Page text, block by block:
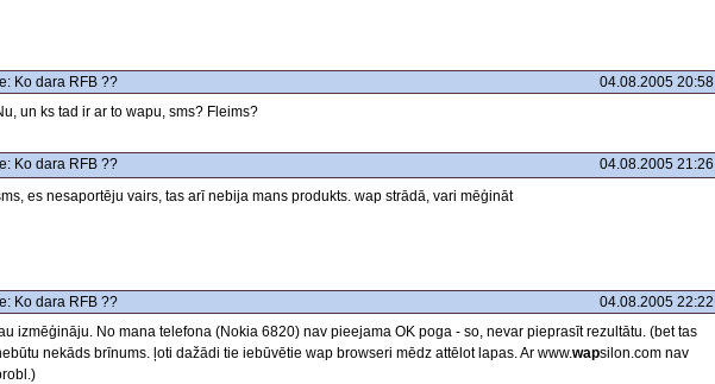
Ko dara RFB ??
04.08.2005 20:58
un ks tad ir ar to wapu, sms? Fleims?
Ko dara RFB ??
04.08.2005 21:26
es nesaportēju vairs, tas arī nebija mans produkts. wap strādā, vari mēģināt
Ko dara RFB ??
04.08.2005 22:22
izmēģināju. No mana telefona (Nokia 6820) nav pieejama OK poga - so, nevar pieprasīt rezultātu. (bet tas
nekāds brīnums. ļoti dažādi tie iebūvētie wap browseri mēdz attēlot lapas. Ar www.wapsilon.com nav